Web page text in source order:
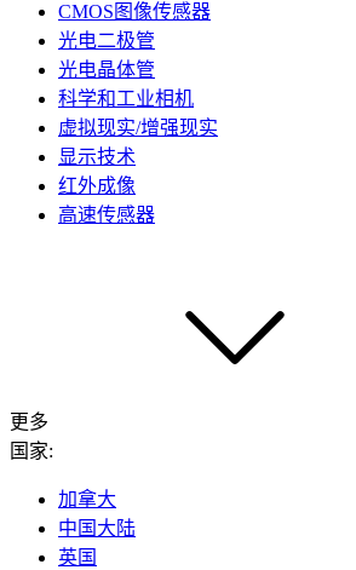
CMOS图像传感器
光电二极管
光电晶体管
科学和工业相机
虚拟现实/增强现实
显示技术
红外成像
高速传感器
更多
国家:
加拿大
中国大陆
英国